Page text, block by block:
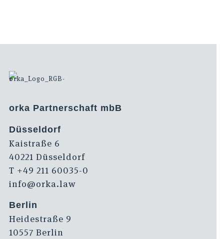
orka Partnerschaft mbB
Düsseldorf
Kaistraße 6
40221 Düsseldorf
T +49 211 60035-0
info@orka.law
Berlin
Heidestraße 9
10557 Berlin